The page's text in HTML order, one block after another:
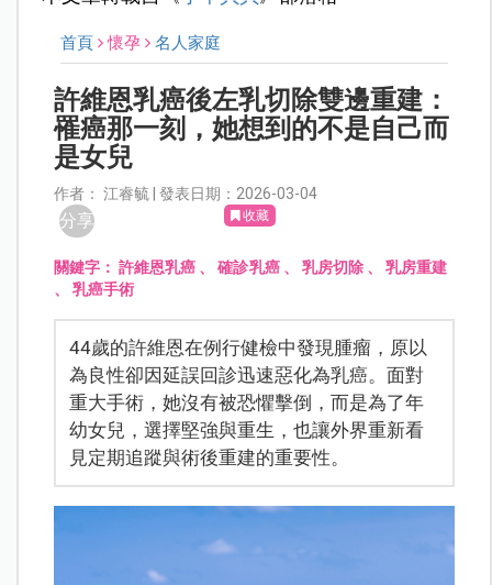
首頁 懷孕 名人家庭
許維恩乳癌後左乳切除雙邊重建：
罹癌那一刻，她想到的不是自己而
是女兒
作者： 江睿毓 | 發表日期：2026-03-04
分享 收藏
關鍵字：許維恩乳癌 、確診乳癌、 乳房切除、 乳房重建
、乳癌手術
44歲的許維恩在例行健檢中發現腫瘤，原以
為良性卻因延誤回診迅速惡化為乳癌。面對
重大手術，她沒有被恐懼擊倒，而是為了年
幼女兒，選擇堅強與重生，也讓外界重新看
見定期追蹤與術後重建的重要性。